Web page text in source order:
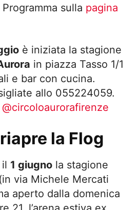
sulla pagina
è iniziata la stagione
in piazza Tasso 1/1
e bar con cucina.
allo 055224059.
@circoloaurorafirenze
la Flog
1 giugno la stagione
(in via Michele Mercati
aperto dalla domenica